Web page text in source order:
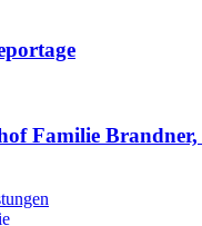
Familie Brandner,